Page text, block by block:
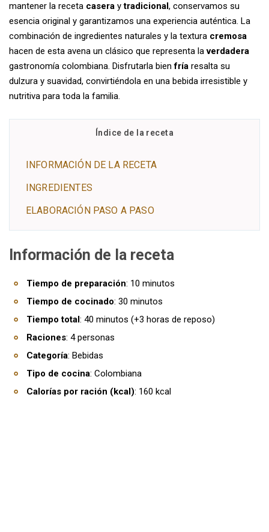
mantener la receta casera ytradicional, conservamos su
esencia original y garantizamos una experiencia auténtica. La
combinación de ingredientes naturales y la textura cremosa
hacen de esta avena un clásico que representa laverdadera
gastronomía colombiana. Disfrutarla bienfría resalta su
dulzura y suavidad, convirtiéndola en una bebida irresistible y
nutritiva para toda la familia.
Índice de la receta
INFORMACIÓN DE LA RECETA
INGREDIENTES
ELABORACIÓN PASO A PASO
Información de la receta
Tiempo de preparación: 10 minutos
Tiempo de cocinado: 30 minutos
Tiempo total: 40 minutos (+3 horas de reposo)
Raciones: 4 personas
Categoría: Bebidas
Tipo de cocina: Colombiana
Calorías por ración (kcal): 160 kcal